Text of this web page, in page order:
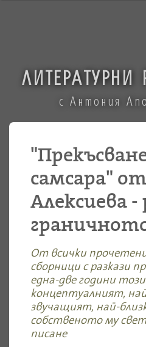
ЛИТЕРАТУРНИ
с Антония
самсара"
Алексиева -
От всички
сборници с разкази
една-две години
концептуалният,
звучащият, най-
собственото му
писане